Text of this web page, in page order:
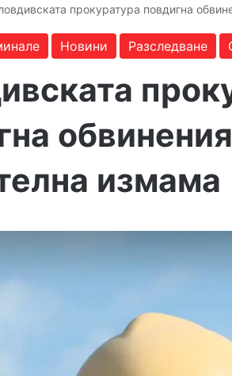
прокуратура повдигна
Новини Разследване
измама